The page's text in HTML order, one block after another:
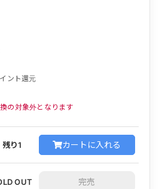
ント還元
の対象外となります
残り1 カートに入れる
OUT